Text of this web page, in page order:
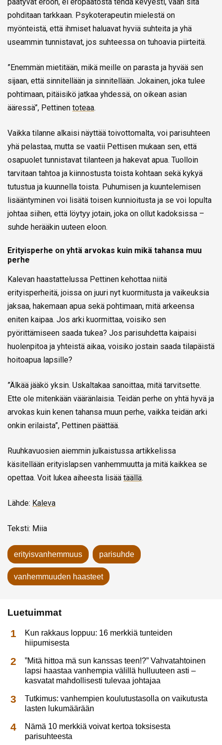
pohditaan tarkkaan. Psykoterapeutin mielestä on
myönteistä, että ihmiset haluavat hyviä suhteita ja yhä
useammin tunnistavat, jos suhteessa on tuhoavia piirteitä.
”Enemmän mietitään, mikä meille on parasta ja hyvää sen
sijaan, että sinnitellään ja sinnitellään. Jokainen, joka tulee
pohtimaan, pitäisikö jatkaa yhdessä, on oikean asian
ääressä”, Pettinen toteaa.
Vaikka tilanne alkaisi näyttää toivottomalta, voi parisuhteen
yhä pelastaa, mutta se vaatii Pettisen mukaan sen, että
osapuolet tunnistavat tilanteen ja hakevat apua. Tuolloin
tarvitaan tahtoa ja kiinnostusta toista kohtaan sekä kykyä
tutustua ja kuunnella toista. Puhumisen ja kuuntelemisen
lisääntyminen voi lisätä toisen kunnioitusta ja se voi lopulta
johtaa siihen, että löytyy jotain, joka on ollut kadoksissa –
suhde herääkin uuteen eloon.
Erityisperhe on yhtä arvokas kuin mikä tahansa muu
perhe
Kalevan haastattelussa Pettinen kehottaa niitä
erityisperheitä, joissa on juuri nyt kuormitusta ja vaikeuksia
jaksaa, hakemaan apua sekä pohtimaan, mitä arkeensa
eniten kaipaa. Jos arki kuormittaa, voisiko sen
pyörittämiseen saada tukea? Jos parisuhdetta kaipaisi
huolenpitoa ja yhteistä aikaa, voisiko jostain saada tilapäistä
hoitoapua lapsille?
”Älkää jääkö yksin. Uskaltakaa sanoittaa, mitä tarvitsette.
Ette ole mitenkään vääränlaisia. Teidän perhe on yhtä hyvä ja
arvokas kuin kenen tahansa muun perhe, vaikka teidän arki
onkin erilaista”, Pettinen päättää.
Ruuhkavuosien aiemmin julkaistussa artikkelissa
käsitellään erityislapsen vanhemmuutta ja mitä kaikkea se
opettaa. Voit lukea aiheesta lisää täällä.
Lähde: Kaleva
Teksti: Miia
erityisvanhemmuus parisuhde
vanhemmuuden haasteet
Luetuimmat
Kun rakkaus loppuu: 16 merkkiä tunteiden
hiipumisesta
”Mitä hittoa mä sun kanssas teen!?” Vahvatahtoinen
lapsi haastaa vanhempia välillä hulluuteen asti –
kasvatat mahdollisesti tulevaa johtajaa
Tutkimus: vanhempien koulutustasolla on vaikutusta
lasten lukumäärään
Nämä 10 merkkiä voivat kertoa toksisesta
parisuhteesta